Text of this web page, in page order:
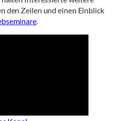
den Zeilen und einen Einblick
.